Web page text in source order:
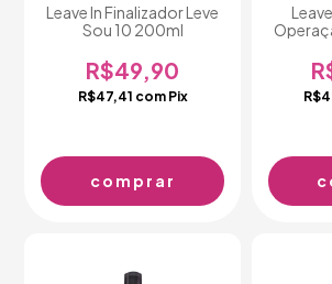
Leave In Finalizador Leve
Sou 10 200ml
R$49,90
R$47,41 com Pix